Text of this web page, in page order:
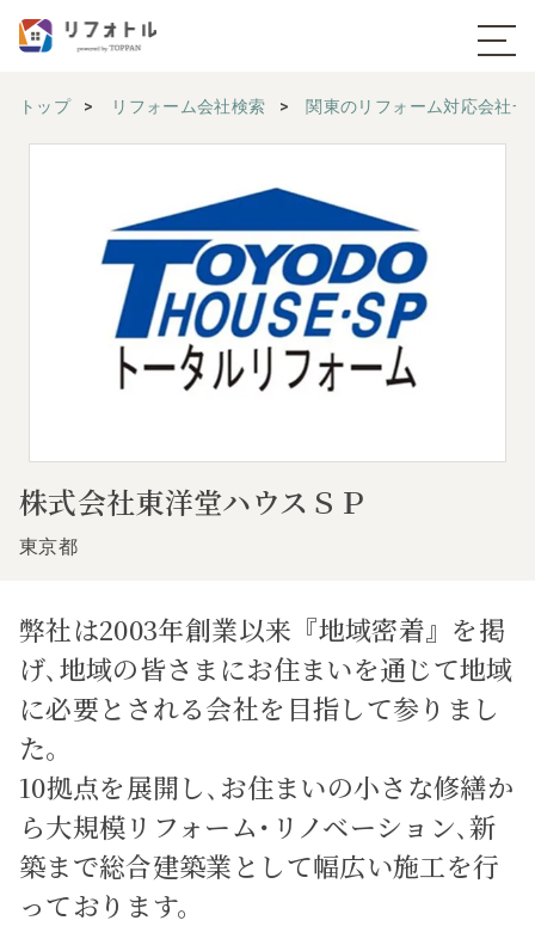
トップ リフォーム会社検索 関東のリフォーム対応会社一
株式会社東洋堂ハウスＳＰ
東京都
弊社は2003年創業以来『地域密着』を掲
げ､地域の皆さまにお住まいを通じて地域
に必要とされる会社を目指して参りまし
た。
10拠点を展開し､お住まいの小さな修繕か
ら大規模リフォーム･リノベーション､新
築まで総合建築業として幅広い施工を行
っております。